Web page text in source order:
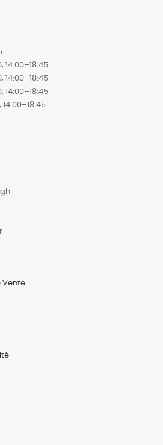
14:00–18:45
14:00–18:45
14:00–18:45
14:00–18:45
Vente